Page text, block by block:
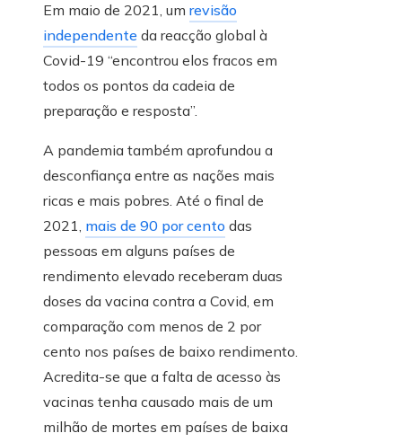
Em maio de 2021, um revisão
independente da reacção global à
Covid-19 “encontrou elos fracos em
todos os pontos da cadeia de
preparação e resposta”.
A pandemia também aprofundou a
desconfiança entre as nações mais
ricas e mais pobres. Até o final de
2021, mais de 90 por cento das
pessoas em alguns países de
rendimento elevado receberam duas
doses da vacina contra a Covid, em
comparação com menos de 2 por
cento nos países de baixo rendimento.
Acredita-se que a falta de acesso às
vacinas tenha causado mais de um
milhão de mortes em países de baixa